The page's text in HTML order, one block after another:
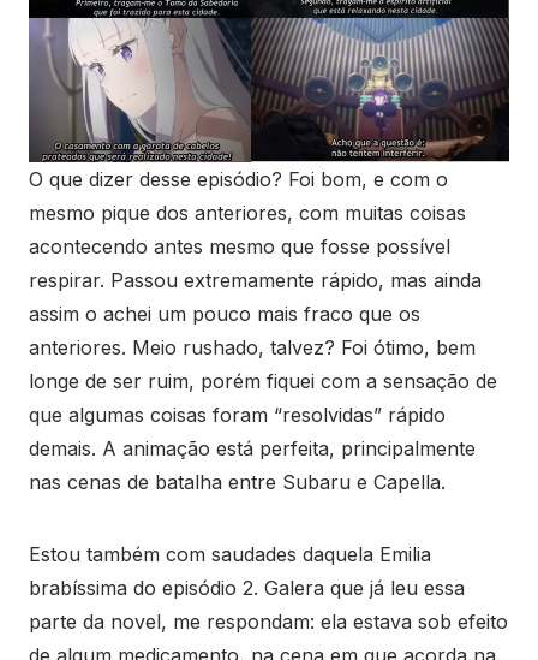
O que dizer desse episódio? Foi bom, e com o
mesmo pique dos anteriores, com muitas coisas
acontecendo antes mesmo que fosse possível
respirar. Passou extremamente rápido, mas ainda
assim o achei um pouco mais fraco que os
anteriores. Meio rushado, talvez? Foi ótimo, bem
longe de ser ruim, porém fiquei com a sensação de
que algumas coisas foram “resolvidas” rápido
demais. A animação está perfeita, principalmente
nas cenas de batalha entre Subaru e Capella.
Estou também com saudades daquela Emilia
brabíssima do episódio 2. Galera que já leu essa
parte da novel, me respondam: ela estava sob efeito